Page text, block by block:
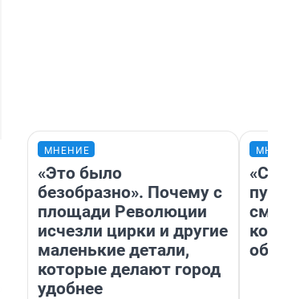
МНЕНИЕ
«Это было
безобразно». Почему с
площади Революции
исчезли цирки и другие
маленькие детали,
которые делают город
удобнее